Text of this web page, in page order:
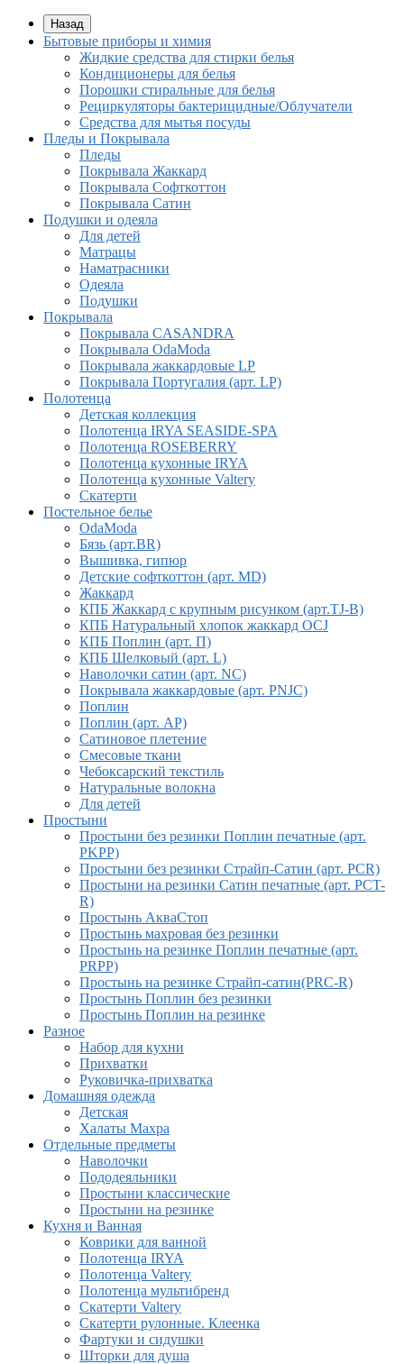
Назад
Бытовые приборы и химия
Жидкие средства для стирки белья
Кондиционеры для белья
Порошки стиральные для белья
Рециркуляторы бактерицидные/Облучатели
Средства для мытья посуды
Пледы и Покрывала
Пледы
Покрывала Жаккард
Покрывала Софткоттон
Покрывала Сатин
Подушки и одеяла
Для детей
Матрацы
Наматрасники
Одеяла
Подушки
Покрывала
Покрывалa CASANDRA
Покрывала OdaModa
Покрывала жаккардовые LP
Покрывала Португалия (арт. LP)
Полотенца
Детская коллекция
Полотенца IRYA SEASIDE-SPA
Полотенца ROSEBERRY
Полотенца кухонные IRYA
Полотенца кухонные Valtery
Скатерти
Постельное белье
OdaModa
Бязь (арт.BR)
Вышивка, гипюр
Детские софткоттон (арт. MD)
Жаккард
КПБ Жаккард с крупным рисунком (арт.TJ-B)
КПБ Натуральный хлопок жаккард OCJ
КПБ Поплин (арт. П)
КПБ Шелковый (арт. L)
Наволочки сатин (арт. NC)
Покрывала жаккардовые (арт. PNJC)
Поплин
Поплин (арт. AP)
Сатиновое плетение
Смесовые ткани
Чебоксарский текстиль
Натуральные волокна
Для детей
Простыни
Простыни без резинки Поплин печатные (арт.
PKPP)
Простыни без резинки Страйп-Сатин (арт. PCR)
Простыни на резинки Сатин печатные (арт. PCT-
R)
Простынь АкваСтоп
Простынь махровая без резинки
Простынь на резинке Поплин печатные (арт.
PRPP)
Простынь на резинке Страйп-сатин(PRC-R)
Простынь Поплин без резинки
Простынь Поплин на резинке
Разное
Набор для кухни
Прихватки
Руковичка-прихватка
Домашняя одежда
Детская
Халаты Махра
Отдельные предметы
Наволочки
Пододеяльники
Простыни классические
Простыни на резинке
Кухня и Ванная
Коврики для ванной
Полотенца IRYA
Полотенца Valtery
Полотенца мультибренд
Скатерти Valtery
Скатерти рулонные. Клеенка
Фартуки и сидушки
Шторки для душа